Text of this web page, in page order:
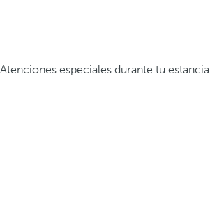
Atenciones especiales durante tu estancia